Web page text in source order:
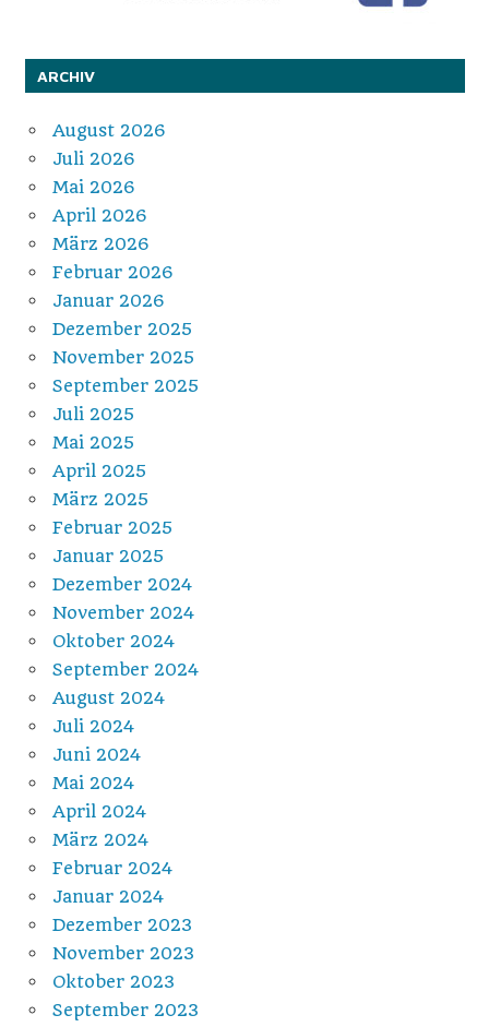
ARCHIV
August 2026
Juli 2026
Mai 2026
April 2026
März 2026
Februar 2026
Januar 2026
Dezember 2025
November 2025
September 2025
Juli 2025
Mai 2025
April 2025
März 2025
Februar 2025
Januar 2025
Dezember 2024
November 2024
Oktober 2024
September 2024
August 2024
Juli 2024
Juni 2024
Mai 2024
April 2024
März 2024
Februar 2024
Januar 2024
Dezember 2023
November 2023
Oktober 2023
September 2023